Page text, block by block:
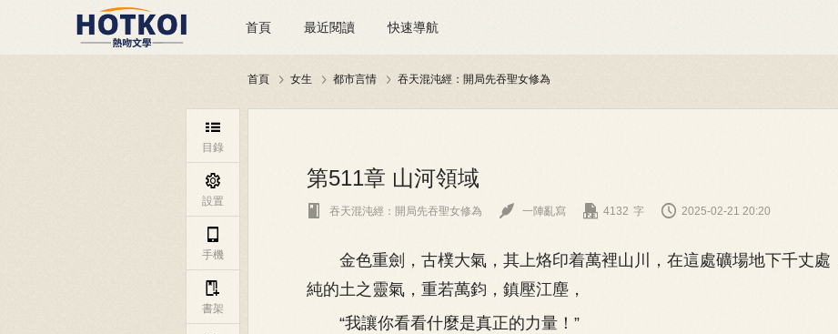
首頁 最近閱讀 快速導航
首頁  女生  都市言情  吞天混沌經：開局先吞聖女修為
第511章 山河領域
 吞天混沌經：開局先吞聖女修為  一陣亂寫  4132 字  2025-02-21 20:20
金色重劍，古樸大氣，其上烙印着萬裡山川，在這處礦場地下千丈處
純的土之靈氣，重若萬鈞，鎮壓江塵，
“我讓你看看什麼是真正的力量！”

目錄

設置
手機

書架